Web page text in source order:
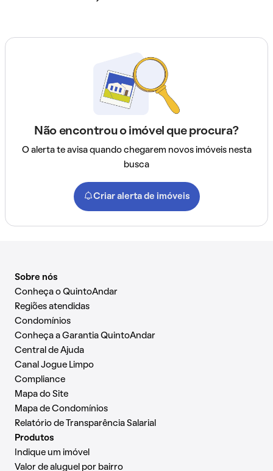
Não encontrou o imóvel que procura?
O alerta te avisa quando chegarem novos imóveis nesta
busca
Criar alerta de imóveis
Sobre nós
Conheça o QuintoAndar
Regiões atendidas
Condomínios
Conheça a Garantia QuintoAndar
Central de Ajuda
Canal Jogue Limpo
Compliance
Mapa do Site
Mapa de Condomínios
Relatório de Transparência Salarial
Produtos
Indique um imóvel
Valor de aluguel por bairro